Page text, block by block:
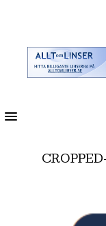
MENU